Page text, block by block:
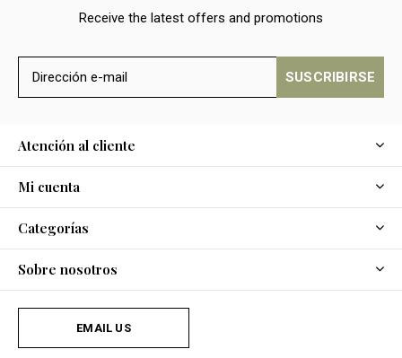
Receive the latest offers and promotions
SUSCRIBIRSE
Atención al cliente
Mi cuenta
Categorías
Sobre nosotros
EMAIL US